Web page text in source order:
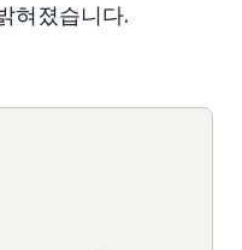
혀졌습니다.